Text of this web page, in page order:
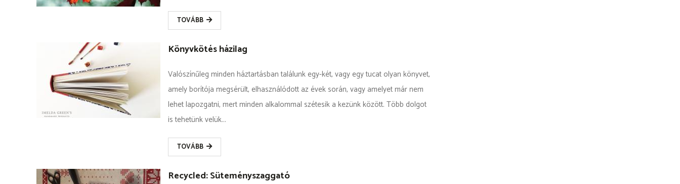
TOVÁBB
Könyvkötés házilag
Valószínűleg minden háztartásban találunk egy-két, vagy egy tucat olyan könyvet,
amely borítója megsérült, elhasználódott az évek során, vagy amelyet már nem
lehet lapozgatni, mert minden alkalommal szétesik a kezünk között. Több dolgot
is tehetünk velük...
TOVÁBB
Recycled: Süteményszaggató